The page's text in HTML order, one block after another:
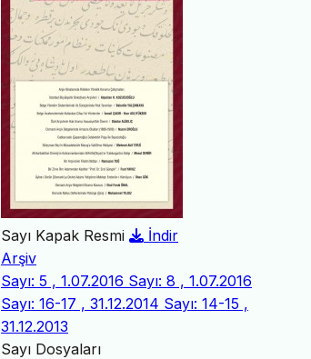
Sayı Kapak Resmi
İndir
Arşiv
Sayı: 5 , 1.07.2016 Sayı: 8 , 1.07.2016
Sayı: 16-17 , 31.12.2014 Sayı: 14-15 ,
31.12.2013
Sayı Dosyaları